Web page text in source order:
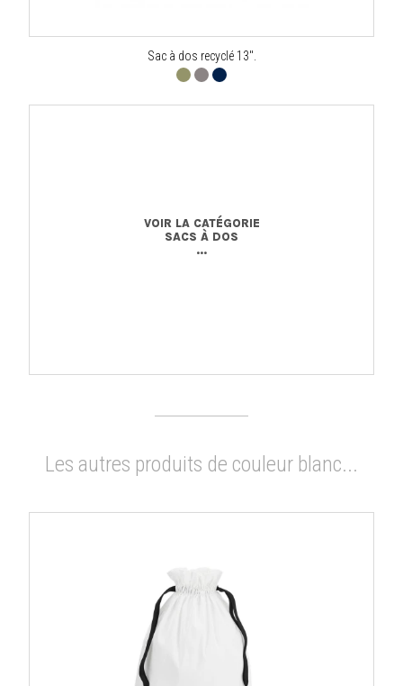
Sac à dos recyclé 13".
VOIR LA CATÉGORIE
SACS À DOS
...
Les autres produits de couleur blanc...